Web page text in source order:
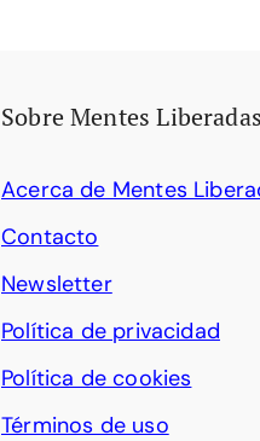
Sobre Mentes Liberadas
Acerca de Mentes
Contacto
Newsletter
Política de privacidad
Política de cookies
Términos de uso